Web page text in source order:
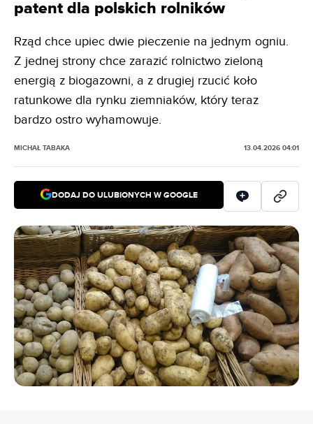
patent dla polskich rolników
Rząd chce upiec dwie pieczenie na jednym ogniu.
Z jednej strony chce zarazić rolnictwo zieloną
energią z biogazowni, a z drugiej rzucić koło
ratunkowe dla rynku ziemniaków, który teraz
bardzo ostro wyhamowuje.
MICHAŁ TABAKA 13.04.2026 04:01
DODAJ DO ULUBIONYCH W GOOGLE